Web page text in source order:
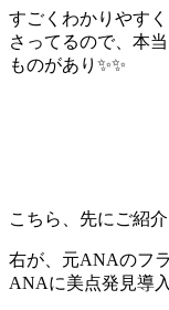
すごくわかりやす
さってるので、本
ものがあり✨✨
こちら、先にご紹
右が、元ANAのフ
ANAに美点発見導